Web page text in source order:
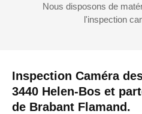
Inspection Caméra
3440 Helen-Bos et
de Brabant Flamand.
Nous disposons de
l'inspection